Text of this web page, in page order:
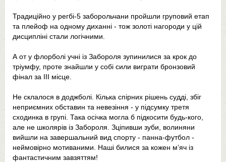
Традиційно у регбі-5 заборольчани пройшли груповий етап
та плейоф на одному диханні - тож золоті нагороди у цій
дисципліні стали логічними.
А от у флорболі учні із Забороля зупинилися за крок до
тріумфу, проте знайшли у собі сили виграти бронзовий
фінал за ІІІ місце.
Не склалося в доджболі. Кілька спірних рішень судді, збіг
неприємних обставин та невезіння - у підсумку третя
сходинка в групі. Така осічка могла б підкосити будь-кого,
але не школярів із Забороля. Зціпивши зуби, волиняни
вийшли на завершальний вид спорту - панна-футбол -
неймовірно мотиваними. Наші билися за кожен мʼяч із
фантастичним завзяттям!